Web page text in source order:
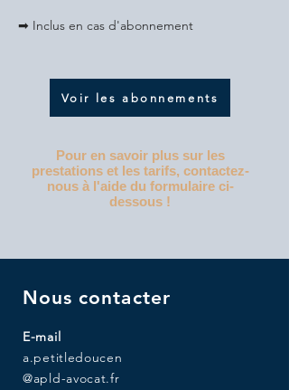
➡ Inclus en cas d'abonnement
Voir les abonnements
Pour en savoir plus sur les
prestations et les tarifs, contactez-
nous à l'aide du formulaire ci-
dessous !
Nous contacter
E-mail
a.petitledoucen
@apld-avocat.fr